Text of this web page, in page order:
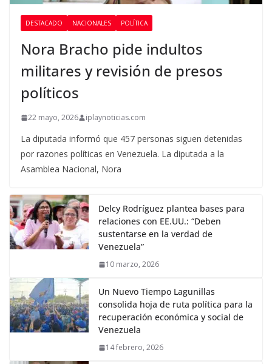
DESTACADO NACIONALES POLÍTICA
Nora Bracho pide indultos
militares y revisión de presos
políticos
22 mayo, 2026 iplaynoticias.com
La diputada informó que 457 personas siguen detenidas
por razones políticas en Venezuela. La diputada a la
Asamblea Nacional, Nora
Delcy Rodríguez plantea bases para
relaciones con EE.UU.: “Deben
sustentarse en la verdad de
Venezuela”
10 marzo, 2026
Un Nuevo Tiempo Lagunillas
consolida hoja de ruta política para la
recuperación económica y social de
Venezuela
14 febrero, 2026